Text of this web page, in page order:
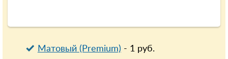
Матовый (Premium) - 1руб.